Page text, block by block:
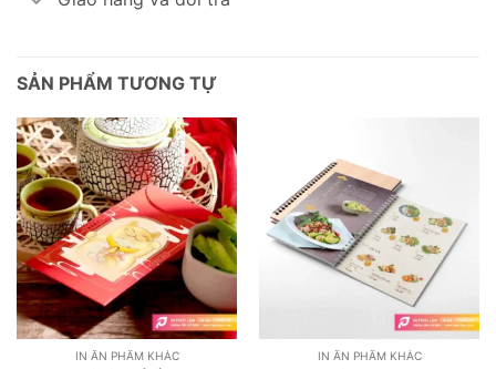
SẢN PHẨM TƯƠNG TỰ
IN ẤN PHẨM KHÁC IN ẤN PHẨM KHÁC